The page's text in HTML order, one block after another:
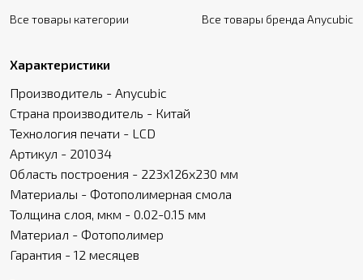
Все товары категории Все товары бренда Anycubic
Характеристики
Производитель - Anycubic
Страна производитель - Китай
Технология печати - LCD
Артикул - 201034
Область построения - 223x126x230 мм
Материалы - Фотополимерная смола
Толщина слоя, мкм - 0.02-0.15 мм
Материал - Фотополимер
Гарантия - 12 месяцев